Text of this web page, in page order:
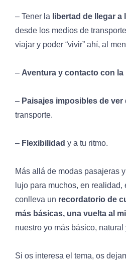
– Tener la libertad de llegar
desde los medios de
viajar y poder “vivir” ahí, al
– Aventura y contacto con la
– Paisajes imposibles de ver
transporte.
– Flexibilidad y a tu ritmo.
Más allá de modas pasajeras
lujo para muchos, en realidad,
conlleva un recordatorio de
más básicas, una vuelta al
nuestro yo más básico, natural
Si os interesa el tema, os